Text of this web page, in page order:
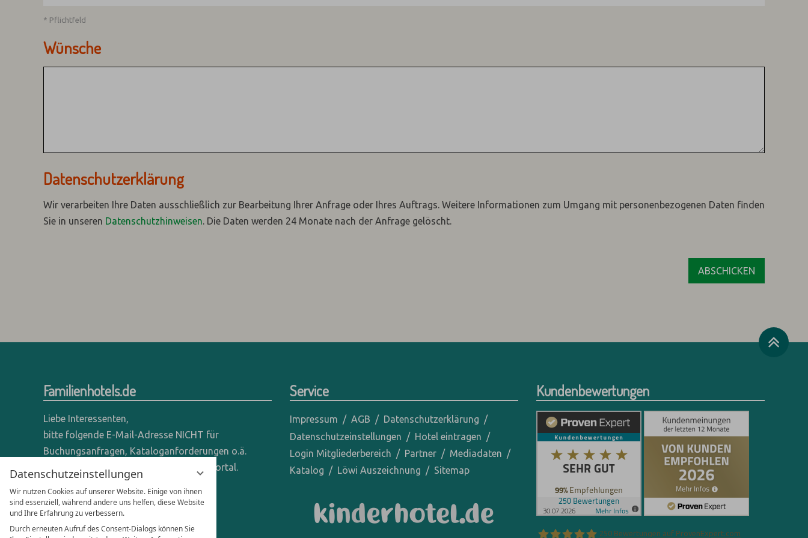
Datenschutzeinstellungen
Wir nutzen Cookies auf unserer Website. Einige von ihnen
sind essenziell, während andere uns helfen, diese Website
und Ihre Erfahrung zu verbessern.
Durch erneuten Aufruf des Consent-Dialogs können Sie
* Pflichtfeld
Wünsche
Datenschutzerklärung
Wir verarbeiten Ihre Daten ausschließlich zur Bearbeitung Ihrer Anfrage oder Ihres Auftrags. Weitere Informationen zum Umgang mit personenbezogenen Daten finden
Sie in unseren Datenschutzhinweisen. Die Daten werden 24 Monate nach der Anfrage gelöscht.
Familienhotels.de
Liebe Interessenten,
bitte folgende E-Mail-Adresse NICHT für
Buchungsanfragen, Kataloganforderungen o.ä.
verwenden - wir sind ein reines Online-Portal.
Anfragen dieser Art bitte direkt an die
entsprechenden Hotels senden.
Anfragen für Hoteliers & Agenturen:
Service
Impressum AGB
Datenschutzerklärung
Datenschutzeinstellungen
Hotel eintragen
Login Mitgliederbereich
Partner
Mediadaten
Katalog
Löwi Auszeichnung Sitemap
Kundenbewertungen
250 Bewertungen auf ProvenExpert.com